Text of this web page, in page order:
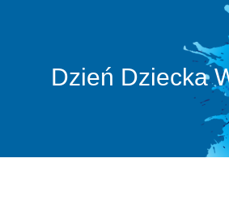
Dzień Dziecka